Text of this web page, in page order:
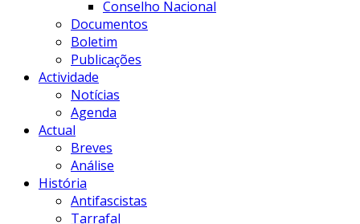
Conselho Nacional
Documentos
Boletim
Publicações
Actividade
Notícias
Agenda
Actual
Breves
Análise
História
Antifascistas
Tarrafal